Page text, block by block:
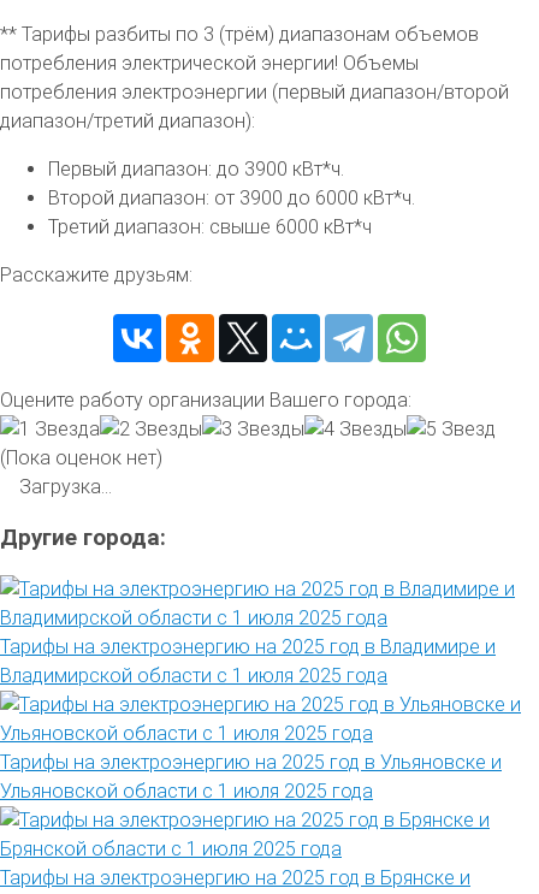
** Тарифы разбиты по 3 (трём) диапазонам объемов
потребления электрической энергии! Объемы
потребления электроэнергии (первый диапазон/второй
диапазон/третий диапазон):
Первый диапазон: до 3900 кВт*ч.
Второй диапазон: от 3900 до 6000 кВт*ч.
Третий диапазон: свыше 6000 кВт*ч
Расскажите друзьям:
Оцените работу организации Вашего города:
(Пока оценок нет)
Загрузка...
Другие города:
Тарифы на электроэнергию на 2025 год в Владимире и
Владимирской области с 1 июля 2025 года
Тарифы на электроэнергию на 2025 год в Ульяновске и
Ульяновской области с 1 июля 2025 года
Тарифы на электроэнергию на 2025 год в Брянске и